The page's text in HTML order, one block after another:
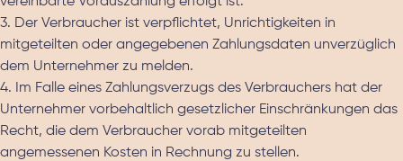
3. Der Verbraucher ist verpflichtet, Unrichtigkeiten in
mitgeteilten oder angegebenen Zahlungsdaten unverzüglich
dem Unternehmer zu melden.
4. Im Falle eines Zahlungsverzugs des Verbrauchers hat der
Unternehmer vorbehaltlich gesetzlicher Einschränkungen das
Recht, die dem Verbraucher vorab mitgeteilten
angemessenen Kosten in Rechnung zu stellen.